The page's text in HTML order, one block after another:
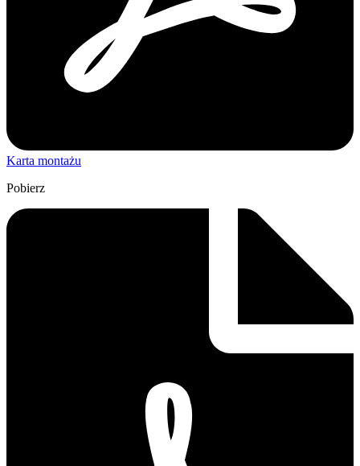
Karta montażu
Pobierz